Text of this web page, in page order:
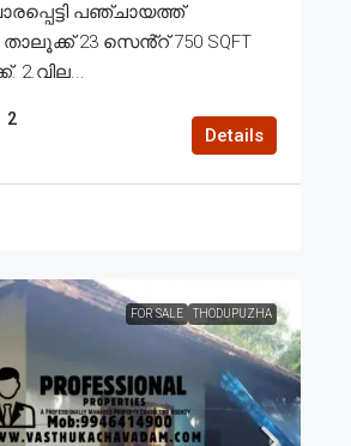
പഞ്ചായത്ത്
23 സെൻ്റ് 750 SQFT
2.വില...
2
Details
FOR SALE THODUPUZHA